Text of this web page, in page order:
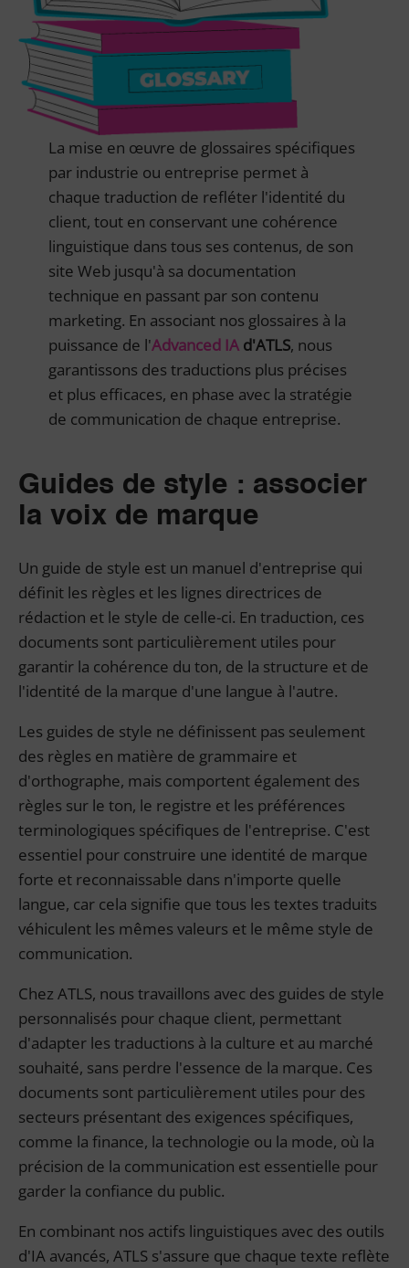
La mise en œuvre de glossaires spécifiques
par industrie ou entreprise permet à
chaque traduction de refléter l'identité du
client, tout en conservant une cohérence
linguistique dans tous ses contenus, de son
site Web jusqu'à sa documentation
technique en passant par son contenu
marketing. En associant nos glossaires à la
puissance de l'Advanced IAd'ATLS, nous
garantissons des traductions plus précises
et plus efficaces, en phase avec la stratégie
de communication de chaque entreprise.
Guides de style : associer
la voix de marque
Un guide de style est un manuel d'entreprise qui
définit les règles et les lignes directrices de
rédaction et le style de celle-ci. En traduction, ces
documents sont particulièrement utiles pour
garantir la cohérence du ton, de la structure et de
l'identité de la marque d'une langue à l'autre.
Les guides de style ne définissent pas seulement
des règles en matière de grammaire et
d'orthographe, mais comportent également des
règles sur le ton, le registre et les préférences
terminologiques spécifiques de l'entreprise. C'est
essentiel pour construire une identité de marque
forte et reconnaissable dans n'importe quelle
langue, car cela signifie que tous les textes traduits
véhiculent les mêmes valeurs et le même style de
communication.
Chez ATLS, nous travaillons avec des guides de style
personnalisés pour chaque client, permettant
d'adapter les traductions à la culture et au marché
souhaité, sans perdre l'essence de la marque. Ces
documents sont particulièrement utiles pour des
secteurs présentant des exigences spécifiques,
comme la finance, la technologie ou la mode, où la
précision de la communication est essentielle pour
garder la confiance du public.
En combinant nos actifs linguistiques avec des outils
d'IA avancés, ATLS s'assure que chaque texte reflète